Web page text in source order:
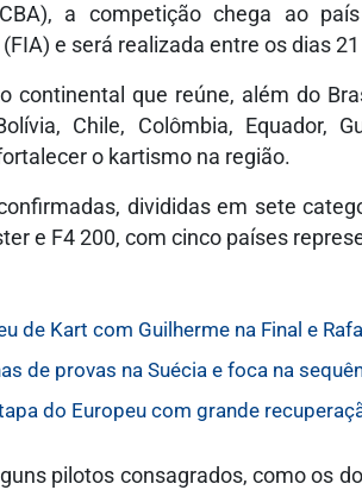
a competição chega ao
e será realizada entre os dias 21
continental que reúne, além do
Chile, Colômbia, Equador,
o kartismo na região.
divididas em sete
e F4 200, com cinco países
de Kart com Guilherme na Final e
de provas na Suécia e foca na
do Europeu com grande
pilotos consagrados, como os